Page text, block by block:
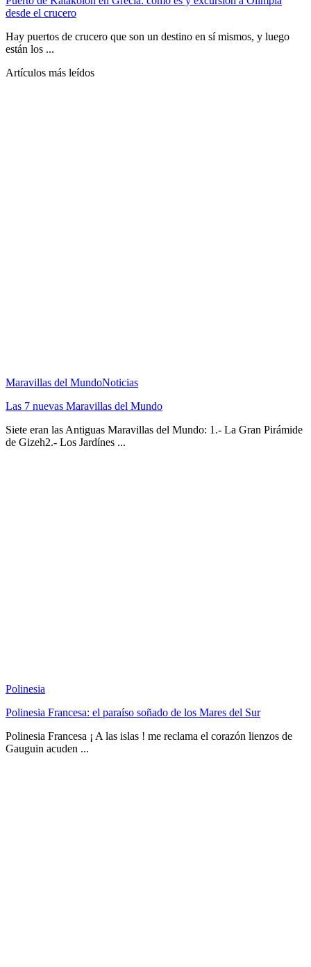
desde el crucero
Hay puertos de crucero que son un destino en sí mismos, y luego
están los ...
Artículos más leídos
Maravillas del MundoNoticias
Las 7 nuevas Maravillas del Mundo
Siete eran las Antiguas Maravillas del Mundo: 1.- La Gran Pirámide
de Gizeh2.- Los Jardínes ...
Polinesia
Polinesia Francesa: el paraíso soñado de los Mares del Sur
Polinesia Francesa ¡ A las islas ! me reclama el corazón lienzos de
Gauguin acuden ...